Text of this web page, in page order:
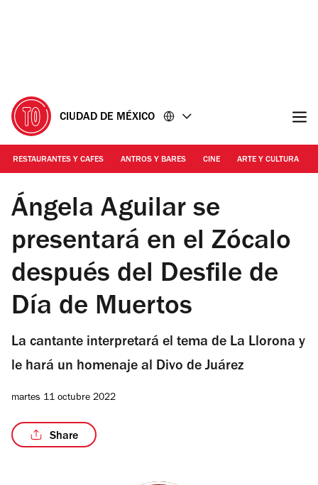
CIUDAD DE MÉXICO
RESTAURANTES Y CAFES ANTROS Y BARES CINE ARTE Y CULTURA
Foto: Cortesía Ticketmaster
Ángela Aguilar se
presentará en el Zócalo
después del Desfile de
Día de Muertos
La cantante interpretará el tema de La Llorona y
le hará un homenaje al Divo de Juárez
martes 11 octubre 2022
Share